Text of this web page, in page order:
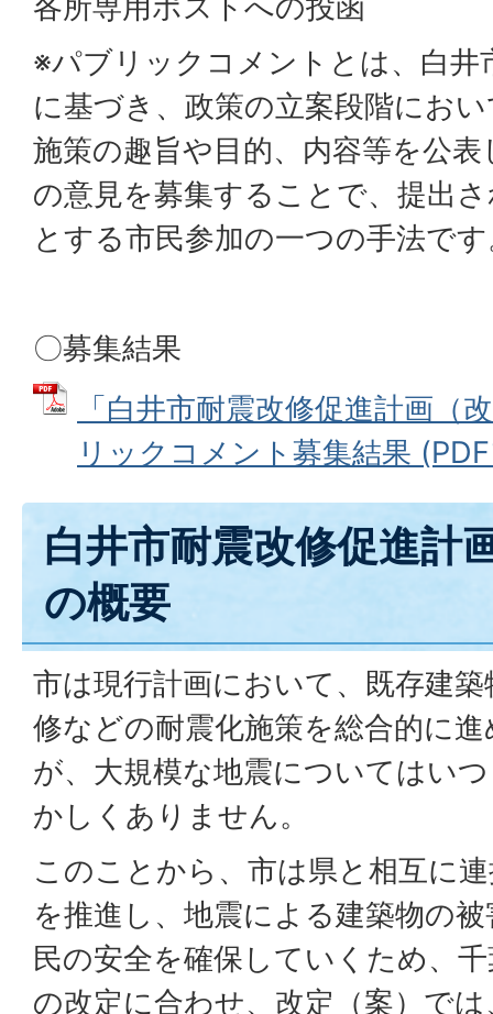
※パブリックコメントとは、白井
に基づき、政策の立案段階にお
施策の趣旨や目的、内容等を公
の意見を募集することで、提出
とする市民参加の一つの手法で
〇募集結果
「白井市耐震改修促進計画（
リックコメント募集結果
白井市耐震改修促進計
の概要
市は現行計画において、既存建
修などの耐震化施策を総合的に
が、大規模な地震についてはい
かしくありません。
このことから、市は県と相互に
を推進し、地震による建築物の
民の安全を確保していくため、
の改定に合わせ、改定（案）で